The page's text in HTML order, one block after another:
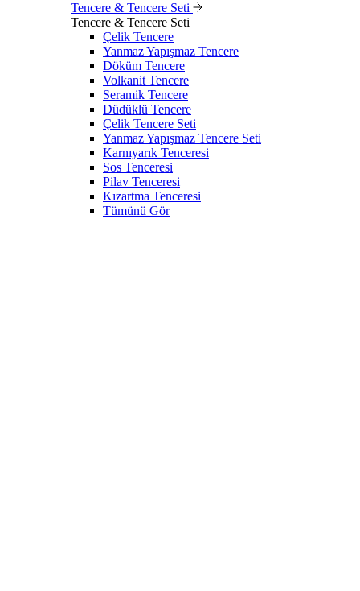
Tencere & Tencere Seti
Tencere & Tencere Seti
Çelik Tencere
Yanmaz Yapışmaz Tencere
Döküm Tencere
Volkanit Tencere
Seramik Tencere
Düdüklü Tencere
Çelik Tencere Seti
Yanmaz Yapışmaz Tencere Seti
Karnıyarık Tenceresi
Sos Tenceresi
Pilav Tenceresi
Kızartma Tenceresi
Tümünü Gör